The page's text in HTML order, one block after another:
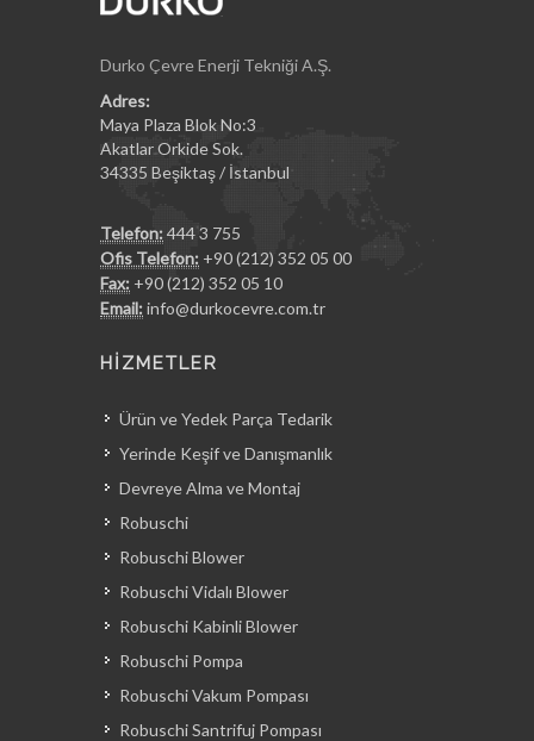
Durko Çevre Enerji Tekniği A.Ş.
Adres:
Maya Plaza Blok No:3
Akatlar Orkide Sok.
34335 Beşiktaş / İstanbul
Telefon: 444 3 755
Ofis Telefon: +90 (212) 352 05 00
Fax: +90 (212) 352 05 10
Email: info@durkocevre.com.tr
HİZMETLER
Ürün ve Yedek Parça Tedarik
Yerinde Keşif ve Danışmanlık
Devreye Alma ve Montaj
Robuschi
Robuschi Blower
Robuschi Vidalı Blower
Robuschi Kabinli Blower
Robuschi Pompa
Robuschi Vakum Pompası
Robuschi Santrifuj Pompası